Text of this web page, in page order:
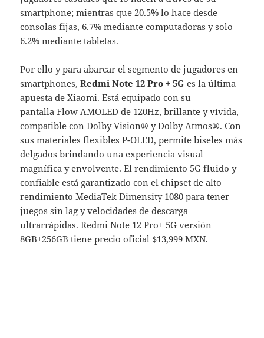
smartphone; mientras que 20.5% lo hace desde
consolas fijas, 6.7% mediante computadoras y solo
6.2% mediante tabletas.
Por ello y para abarcar el segmento de jugadores en
smartphones,Redmi Note 12 Pro + 5Ges la última
apuesta de Xiaomi. Está equipado con su
pantalla Flow AMOLED de 120Hz, brillante y vívida,
compatible con Dolby Vision® y Dolby Atmos®. Con
sus materiales flexibles P-OLED, permite biseles más
delgados brindando una experiencia visual
magnífica y envolvente. El rendimiento 5G fluido y
confiable está garantizado con el chipset de alto
rendimiento MediaTek Dimensity 1080 para tener
juegos sin lag y velocidades de descarga
ultrarrápidas. Redmi Note 12 Pro+ 5G versión
8GB+256GB tiene precio oficial $13,999 MXN.